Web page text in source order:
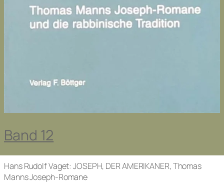
Band 12
Hans Rudolf Vaget: JOSEPH, DER AMERIKANER, Thomas
Manns Joseph-Romane